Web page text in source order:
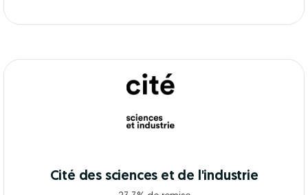
Cité des sciences et de l'industrie